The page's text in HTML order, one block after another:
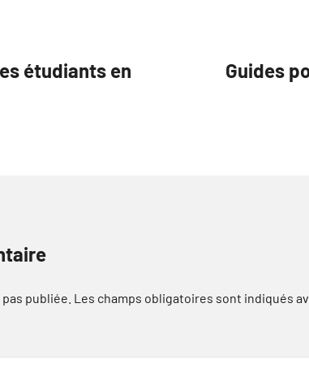
étudiants en
Guides
publiée. Les champs obligatoires sont indiqués